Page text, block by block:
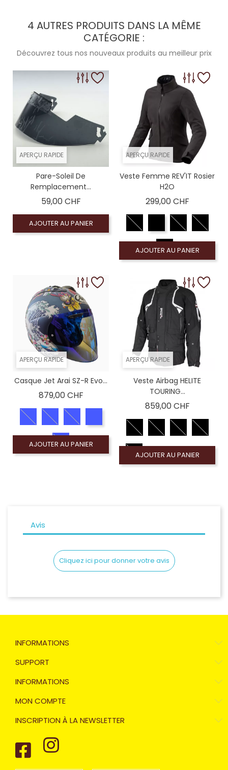
4 AUTRES PRODUITS DANS LA MÊME
CATÉGORIE :
Découvrez tous nos nouveaux produits au meilleur prix
APERÇU RAPIDE
Pare-Soleil De
Remplacement...
59,00 CHFPrix
AJOUTER AU PANIER
APERÇU RAPIDE
Veste Femme REV'IT Rosier
H2O
299,00 CHFPrix
AJOUTER AU PANIER
APERÇU RAPIDE
Casque Jet Arai SZ-R Evo...
879,00 CHFPrix
AJOUTER AU PANIER
APERÇU RAPIDE
Veste Airbag HELITE
TOURING...
859,00 CHFPrix
AJOUTER AU PANIER
Avis
Cliquez ici pour donner votre avis
INFORMATIONS
SUPPORT
INFORMATIONS
MON COMPTE
INSCRIPTION À LA NEWSLETTER